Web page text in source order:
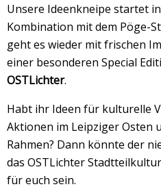
Presse/
Unsere Ideenkneipe startet
Kombination mit dem Pöge-
geht es wieder mit frischen
einer besonderen Special
OSTLichter.
Habt ihr Ideen für kulturelle
Aktionen im Leipziger Osten
Rahmen? Dann könnte der
das OSTLichter
für euch sein.